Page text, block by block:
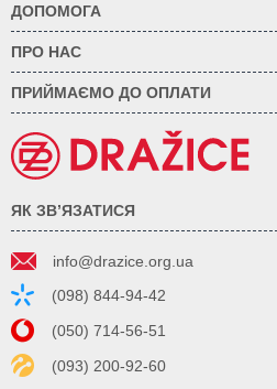
ДОПОМОГА
ПРО НАС
ПРИЙМАЄМО ДО ОПЛАТИ
ЯК ЗВ’ЯЗАТИСЯ
info@drazice.org.ua
(098) 844-94-42
(050) 714-56-51
(093) 200-92-60